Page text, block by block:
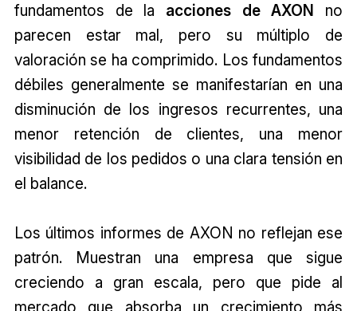
fundamentos de la acciones de AXON no
parecen estar mal, pero su múltiplo de
valoración se ha comprimido. Los fundamentos
débiles generalmente se manifestarían en una
disminución de los ingresos recurrentes, una
menor retención de clientes, una menor
visibilidad de los pedidos o una clara tensión en
el balance.
Los últimos informes de AXON no reflejan ese
patrón. Muestran una empresa que sigue
creciendo a gran escala, pero que pide al